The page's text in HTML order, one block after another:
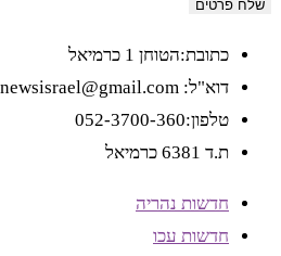
שלח פרטים
כתובת:הטוחן 1 כרמיאל
דוא"ל: msnewsisrael@gmail.com
טלפון:052-3700-360
ת.ד 6381 כרמיאל
חדשות נהריה
חדשות עכו